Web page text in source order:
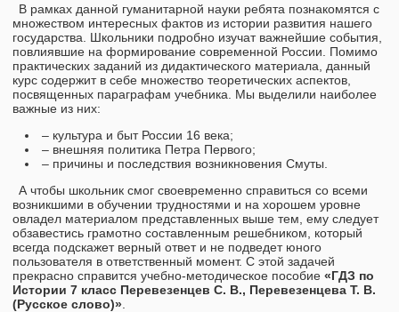
В рамках данной гуманитарной науки ребята познакомятся с
множеством интересных фактов из истории развития нашего
государства. Школьники подробно изучат важнейшие события,
повлиявшие на формирование современной России. Помимо
практических заданий из дидактического материала, данный
курс содержит в себе множество теоретических аспектов,
посвященных параграфам учебника. Мы выделили наиболее
важные из них:
– культура и быт России 16 века;
– внешняя политика Петра Первого;
– причины и последствия возникновения Смуты.
А чтобы школьник смог своевременно справиться со всеми
возникшими в обучении трудностями и на хорошем уровне
овладел материалом представленных выше тем, ему следует
обзавестись грамотно составленным решебником, который
всегда подскажет верный ответ и не подведет юного
пользователя в ответственный момент. С этой задачей
прекрасно справится учебно-методическое пособие «ГДЗ по
Истории 7 класс Перевезенцев С. В., Перевезенцева Т. В.
(Русское слово)»